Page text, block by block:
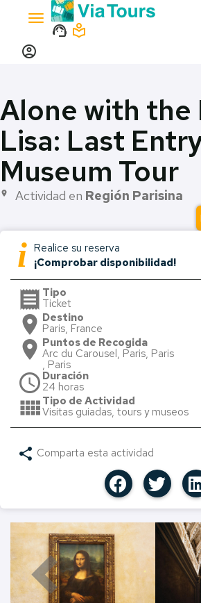
Toggle
navigation
support_agent local_library
account_circle
Alone with the
Lisa: Last
Museum Tour
place Actividad en Región Parisina
i Realice su reserva
¡Comprobar disponibilidad!
receipt Tipo
Ticket
location_on Destino
Paris, France
location_on Puntos de Recogida
Arc du Carousel, Paris, Paris
, Paris
schedule Duración
24 horas
view_comfy Tipo de Actividad
Visitas guiadas, tours y museos
share Comparta esta actividad